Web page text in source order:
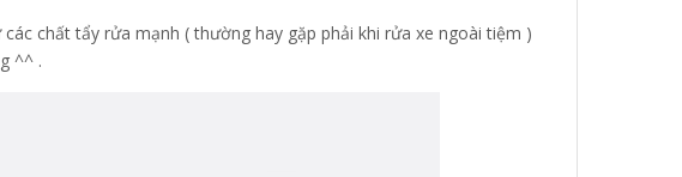
chất tẩy rửa mạnh ( thường hay gặp phải khi rửa xe ngoài tiệm )
^^ .